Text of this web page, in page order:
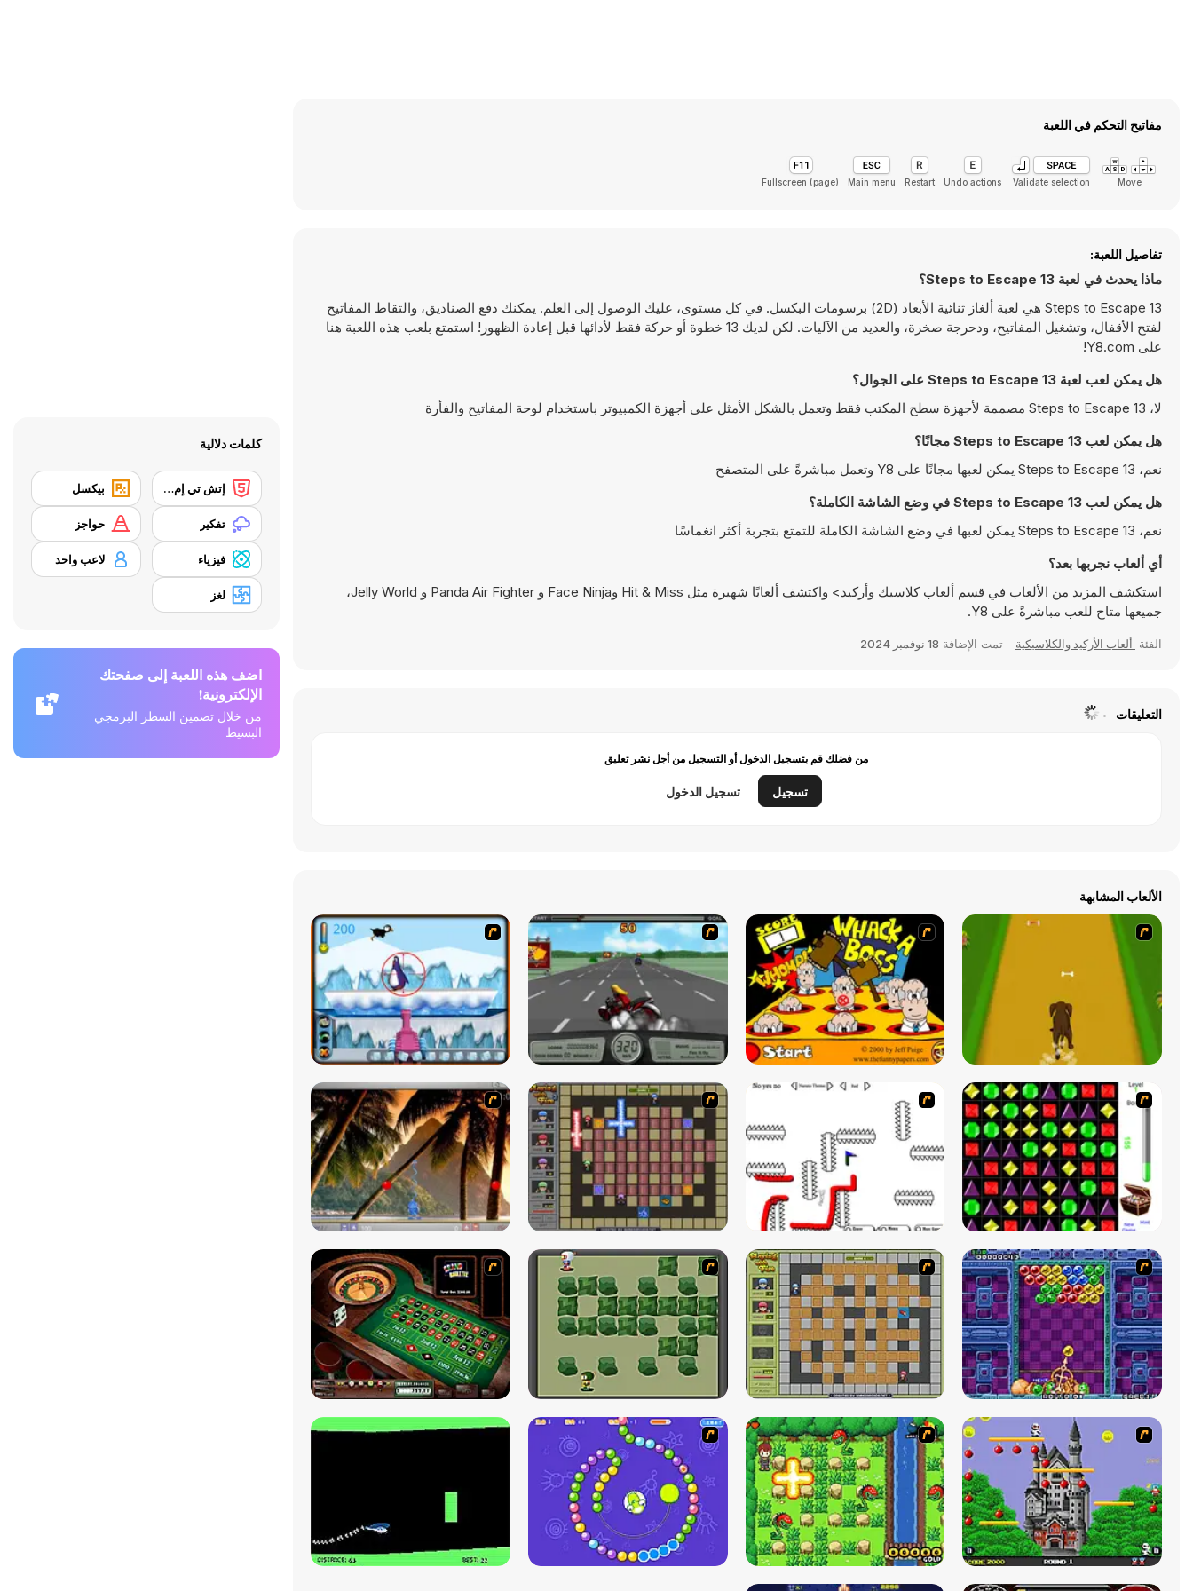
مفاتيح التحكم في اللعبة
Move
Validate selection
Undo actions
Restart
Main menu
Fullscreen (page)
تفاصيل اللعبة:
ماذا يحدث في لعبة 13 Steps to Escape؟
13 Steps to Escape هي لعبة ألغاز ثنائية الأبعاد (2D) برسومات البكسل. في كل مستوى، عليك الوصول إلى العلم. يمكنك دفع الصناديق، والتقاط المفاتيح
لفتح الأقفال، وتشغيل المفاتيح، ودحرجة صخرة، والعديد من الآليات. لكن لديك 13 خطوة أو حركة فقط لأدائها قبل إعادة الظهور! استمتع بلعب هذه اللعبة هنا
على Y8.com!
هل يمكن لعب لعبة 13 Steps to Escape على الجوال؟
لا، 13 Steps to Escape مصممة لأجهزة سطح المكتب فقط وتعمل بالشكل الأمثل على أجهزة الكمبيوتر باستخدام لوحة المفاتيح والفأرة
هل يمكن لعب 13 Steps to Escape مجانًا؟
نعم، 13 Steps to Escape يمكن لعبها مجانًا على Y8 وتعمل مباشرةً على المتصفح
هل يمكن لعب 13 Steps to Escape في وضع الشاشة الكاملة؟
نعم، 13 Steps to Escape يمكن لعبها في وضع الشاشة الكاملة للتمتع بتجربة أكثر انغماسًا
أي ألعاب نجربها بعد؟
استكشف المزيد من الألعاب في قسم ألعابكلاسيك وأركيد> واكتشف ألعابًا شهيرة مثل Hit & Miss وFace Ninja و Panda Air Fighter و Jelly World،
جميعها متاح للعب مباشرةً على Y8.
الفئة ألعاب الأركيد والكلاسيكية تمت الإضافة 18 نوفمبر 2024
التعليقات
من فضلك قم بتسجيل الدخول أو التسجيل من أجل نشر تعليق
تسجيل تسجيل الدخول
الألعاب المشابهة
كلمات دلالية
إتش تي إم إل 5 بيكسل
تفكير حواجز
فيزياء لاعب واحد
لغز
اضف هذه اللعبة إلى صفحتك
الإلكترونية!
من خلال تضمين السطر البرمجي
البسيط